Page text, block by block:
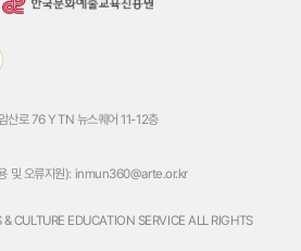
산로 76 YTN 뉴스퀘어 11-12층
및 오류지원): inmun360@arte.or.kr
CULTURE EDUCATION SERVICE ALL RIGHTS